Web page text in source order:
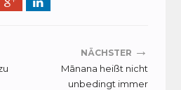
NÄCHSTER →
Mānana heißt nicht
unbedingt immer